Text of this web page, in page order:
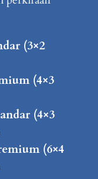
(3×2
(4×3
(4×3
(6×4